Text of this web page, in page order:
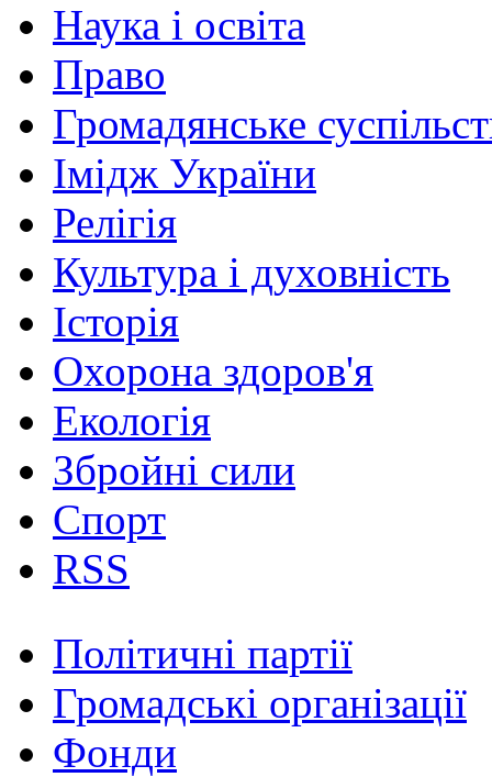
Наука і освіта
Право
Громадянське
Імідж України
Релігія
Культура і духовність
Історія
Охорона здоров'я
Екологія
Збройні сили
Спорт
RSS
Політичні партії
Громадські організації
Фонди